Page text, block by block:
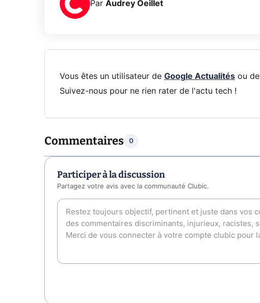
Par Audrey Oeillet
Vous êtes un utilisateur de Google Actualitésou de
Suivez-nous pour ne rien rater de l'actu tech !
Commentaires 0
Participer à la discussion
Partagez votre avis avec la communauté Clubic.